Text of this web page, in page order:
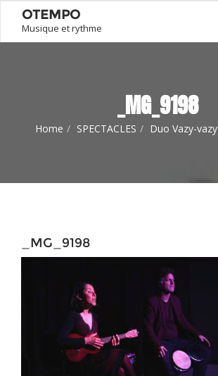
OTEMPO
Musique et rythme
_MG_9198
Home SPECTACLES Duo Vazy-vazy
_MG_9198